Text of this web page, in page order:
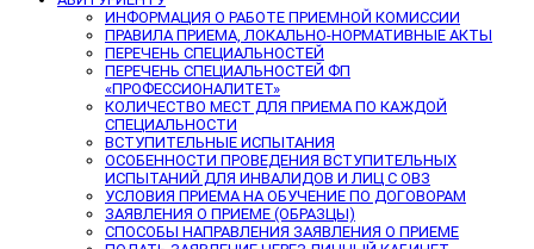
ИНФОРМАЦИЯ О РАБОТЕ ПРИЕМНОЙ КОМИССИИ
ПРАВИЛА ПРИЕМА, ЛОКАЛЬНО-НОРМАТИВНЫЕ АКТЫ
ПЕРЕЧЕНЬ СПЕЦИАЛЬНОСТЕЙ
ПЕРЕЧЕНЬ СПЕЦИАЛЬНОСТЕЙ ФП
«ПРОФЕССИОНАЛИТЕТ»
КОЛИЧЕСТВО МЕСТ ДЛЯ ПРИЕМА ПО КАЖДОЙ
СПЕЦИАЛЬНОСТИ
ВСТУПИТЕЛЬНЫЕ ИСПЫТАНИЯ
ОСОБЕННОСТИ ПРОВЕДЕНИЯ ВСТУПИТЕЛЬНЫХ
ИСПЫТАНИЙ ДЛЯ ИНВАЛИДОВ И ЛИЦ С ОВЗ
УСЛОВИЯ ПРИЕМА НА ОБУЧЕНИЕ ПО ДОГОВОРАМ
ЗАЯВЛЕНИЯ О ПРИЕМЕ (ОБРАЗЦЫ)
СПОСОБЫ НАПРАВЛЕНИЯ ЗАЯВЛЕНИЯ О ПРИЕМЕ